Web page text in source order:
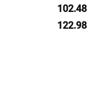
102.48
122.98